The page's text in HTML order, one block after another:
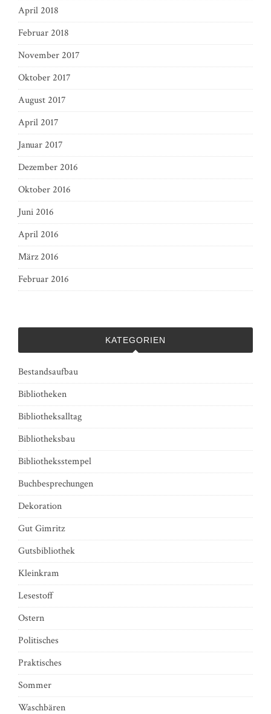
April 2018
Februar 2018
November 2017
Oktober 2017
August 2017
April 2017
Januar 2017
Dezember 2016
Oktober 2016
Juni 2016
April 2016
März 2016
Februar 2016
KATEGORIEN
Bestandsaufbau
Bibliotheken
Bibliotheksalltag
Bibliotheksbau
Bibliotheksstempel
Buchbesprechungen
Dekoration
Gut Gimritz
Gutsbibliothek
Kleinkram
Lesestoff
Ostern
Politisches
Praktisches
Sommer
Waschbären